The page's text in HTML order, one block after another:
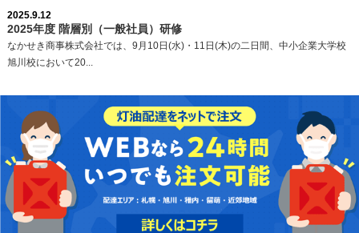
2025.9.12
2025年度 階層別（一般社員）研修
なかせき商事株式会社では、9月10日(水)・11日(木)の二日間、中小企業大学校
旭川校において20...